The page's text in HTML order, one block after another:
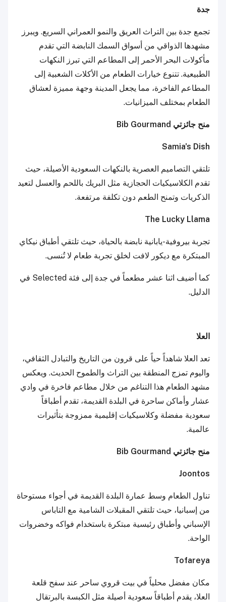
جدة
تجمع جدة بين التراث العريق والنمو العمراني السريع. ويبرز
مشهدها الذواقي من أسواق السمك النابضة التي تقدم
مأكولات البحر الأحمر إلى المطاعم التي تبرز النكهات
الطبيعية. تتنوع خيارات الطعام من الأكلات الشعبية إلى
المطاعم الفاخرة، مما يجعل المدينة وجهة مميزة لعشاق
الطعام بمختلف الميزانيات.
منح جائزتي Bib Gourmand
Samia's Dish
تلتقي التصاميم العصرية بالنكهات السعودية الأصيلة، حيث
تقدم الكلاسيكيات الحجازية مثل البريك باللحم والعسل لتعيد
الذكريات وتمنح الطعم دون تكلفة مرتفعة.
The Lucky Llama
تجربة بيروفية-يابانية نابضة بالحياة، حيث تلتقي أطباق نيكاي
المبتكرة مع ديكور لافت لخلق تجربة طعام لا تُنسى.
كما أضيف اثنا عشر مطعماً في جدة إلى فئة Selected في
الدليل.
العلا
تعد العلا شاهداً حياً على قرون من التاريخ والتبادل الثقافي،
واليوم تمزج المنطقة بين التراث والطموح الحديث. ويعكس
مشهد الطعام هذا التناغم من خلال مطاعم فاخرة في وادي
عشار وأماكن ساحرة في البلدة القديمة، تقدم أطباقاً
سعودية مفضلة وكلاسيكيات إقليمية ممزوجة بتأثيرات
عالمية.
منح جائزتي Bib Gourmand
Joontos
تناول الطعام وسط عمارة البلدة القديمة في أجواء مستوحاة
من إسبانيا، حيث تلتقي المقبلات الشامية مع التاباس
الإسباني وأطباق رئيسية مبتكرة باستخدام فواكه وخضروات
الواحة.
Tofareya
مكان مفضل محلياً في بيت قروي ساحر عند سفح قلعة
العلا، يقدم أطباقاً سعودية أصيلة مثل الكبسة بالبرتقال